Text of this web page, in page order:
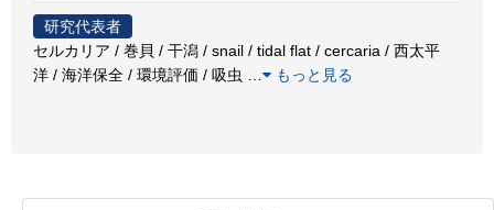
研究代表者
セルカリア / 巻貝 / 干潟 / snail / tidal flat / cercaria / 西太平
洋 / 海洋保全 / 環境評価 / 吸虫
もっと見る